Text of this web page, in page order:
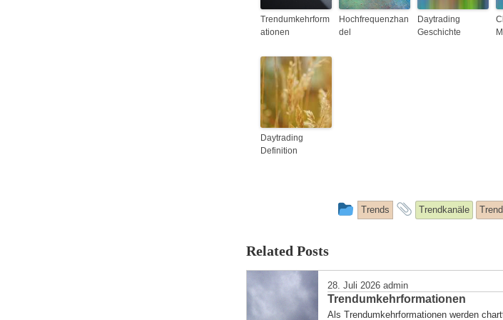
Trendumkehrform
ationen
Hochfrequenzhan
del
Daytrading
Geschichte
Daytrading
Definition
This
posted
in
Trends
and
Trendkanäle
Related Posts
28. Juli 2026 admin
Trendumkehrformationen
Als Trendumkehrformationen werden